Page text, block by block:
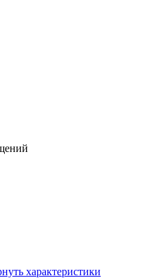
характеристики